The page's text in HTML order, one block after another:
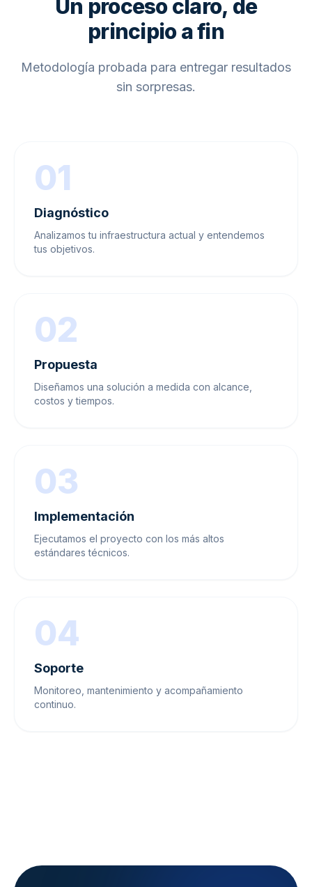
Un proceso claro, de
principio a fin
Metodología probada para entregar resultados
sin sorpresas.
01
Diagnóstico
Analizamos tu infraestructura actual y entendemos
tus objetivos.
02
Propuesta
Diseñamos una solución a medida con alcance,
costos y tiempos.
03
Implementación
Ejecutamos el proyecto con los más altos
estándares técnicos.
04
Soporte
Monitoreo, mantenimiento y acompañamiento
continuo.